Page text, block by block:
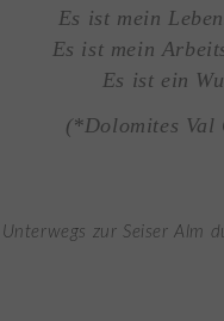
Es ist mein
Es ist mein
Es ist ein
(*Dolomites Val
Unterwegs zur Seiser Alm